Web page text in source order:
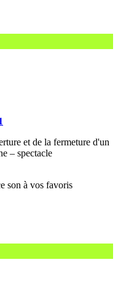
et de la fermeture d'un
– spectacle